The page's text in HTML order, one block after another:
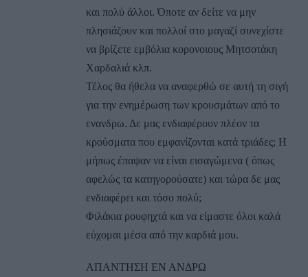
και πολύ άλλοι. Όποτε αν δείτε να μην
πλησιάζουν και πολλοί στο μαγαζί συνεχίστε
να βρίζετε εμβόλια κορονοιους Μητσοτάκη
Χαρδαλιά κλπ.
Τέλος θα ήθελα να αναφερθώ σε αυτή τη σιγή
για την ενημέρωση των κρουσμάτων από το
ενανδρω. Δε μας ενδιαφέρουν πλέον τα
κρούσματα που εμφανίζονται κατά τριάδες; Η
μήπως έπαψαν να είναι εισαγώμενα ( όπως
αφελώς τα κατηγορούσατε) και τώρα δε μας
ενδιαφέρει και τόσο πολύ;
Φιλάκια ρουφηχτά και να είμαστε όλοι καλά
εύχομαι μέσα από την καρδιά μου.
ΑΠΑΝΤΗΣΗ ΕΝ ΑΝΔΡΩ